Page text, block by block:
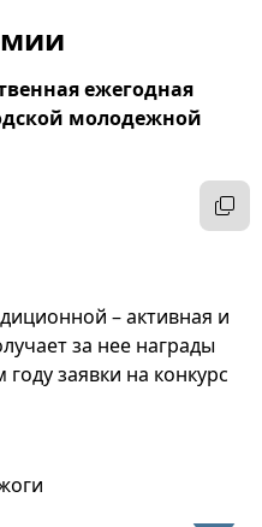
ежегодная
молодежной
– активная и
за нее награды
заявки на конкурс